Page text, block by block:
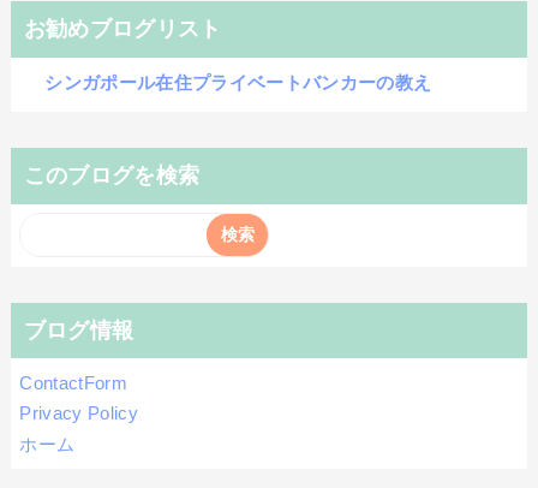
お勧めブログリスト
シンガポール在住プライベートバンカーの教え
このブログを検索
ブログ情報
ContactForm
Privacy Policy
ホーム